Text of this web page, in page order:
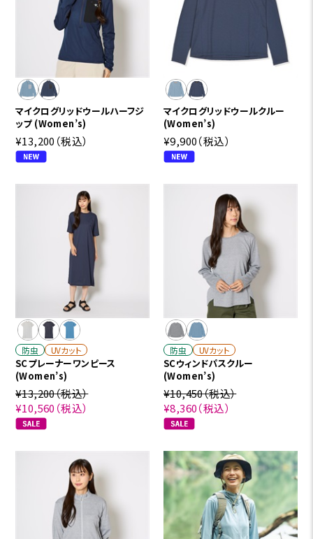
マイクログリッドウールハーフジ
ップ (Women’s)
¥13,200 （税込）
マイクログリッドウールクルー
(Women’s)
¥9,900（税込）
防虫 UVカット
SCプレーナーワンピース
(Women’s)
¥13,200（税込）
¥10,560 （税込）
防虫 UVカット
SCウィンドパスクルー
(Women’s)
¥10,450（税込）
¥8,360（税込）